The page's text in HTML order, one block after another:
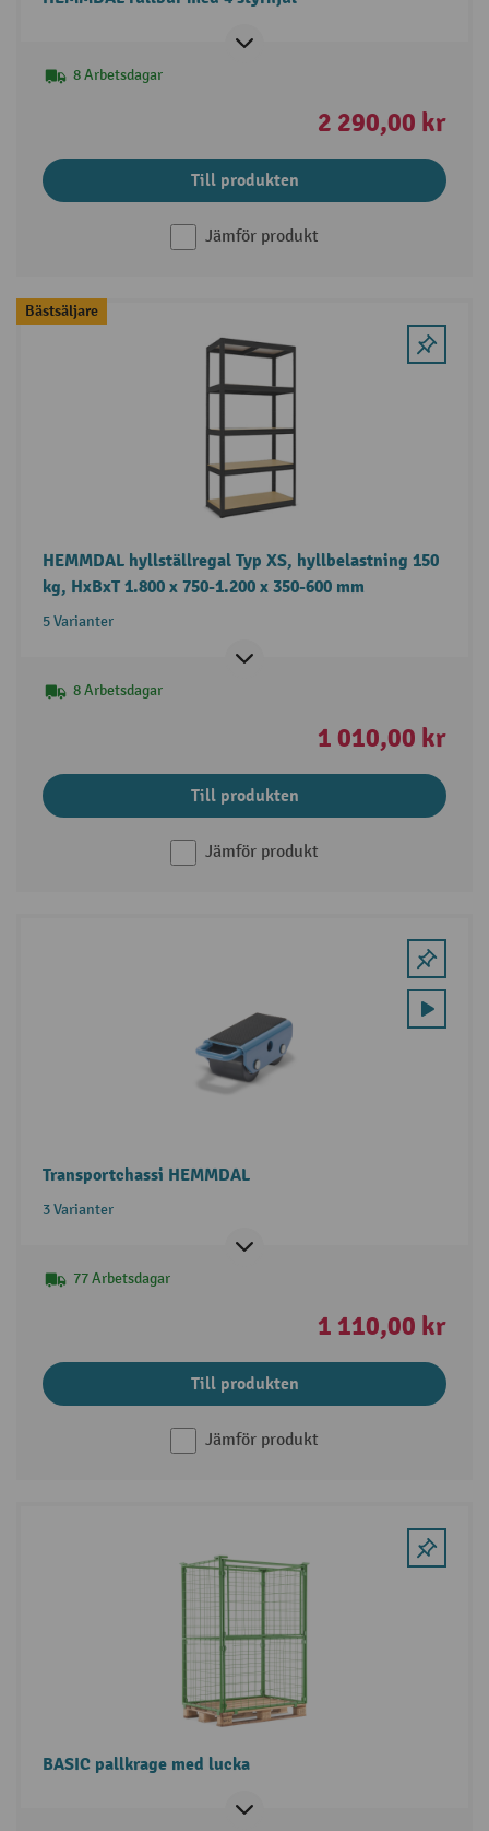
8 Arbetsdagar
2 290,00 kr
Till produkten
Jämför produkt
Bästsäljare
HEMMDAL hyllställregal Typ XS, hyllbelastning 150
kg, HxBxT 1.800 x 750-1.200 x 350-600 mm
5 Varianter
8 Arbetsdagar
1 010,00 kr
Till produkten
Jämför produkt
Transportchassi HEMMDAL
3 Varianter
77 Arbetsdagar
1 110,00 kr
Till produkten
Jämför produkt
BASIC pallkrage med lucka